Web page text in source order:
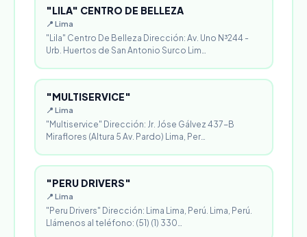
"LILA" CENTRO DE BELLEZA
📍 Lima
"Lila" Centro De Belleza Dirección: Av. Uno N³244 -
Urb. Huertos de San Antonio Surco Lim…
"MULTISERVICE"
📍 Lima
"Multiservice" Dirección: Jr. Jóse Gálvez 437-B
Miraflores (Altura 5 Av. Pardo) Lima, Per…
"PERU DRIVERS"
📍 Lima
"Peru Drivers" Dirección: Lima Lima, Perú. Lima, Perú.
Llámenos al teléfono: (51) (1) 330…